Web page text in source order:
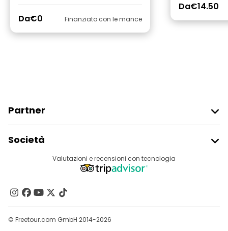
Da€0 Finanziato con le mance
Da€14.50
Partner
Accesso Del Fornitore
Programma Di Affiliazione
Società
Destinazioni
Contattaci
Gruppi
Aiuto
Valutazioni e recensioni con tecnologia
© Freetour.com GmbH 2014-2026